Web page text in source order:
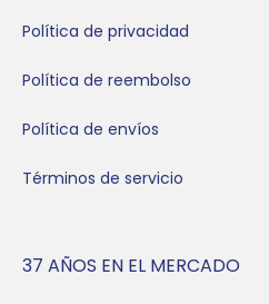
Política de privacidad
Política de reembolso
Política de envíos
Términos de servicio
37 AÑOS EN EL MERCADO